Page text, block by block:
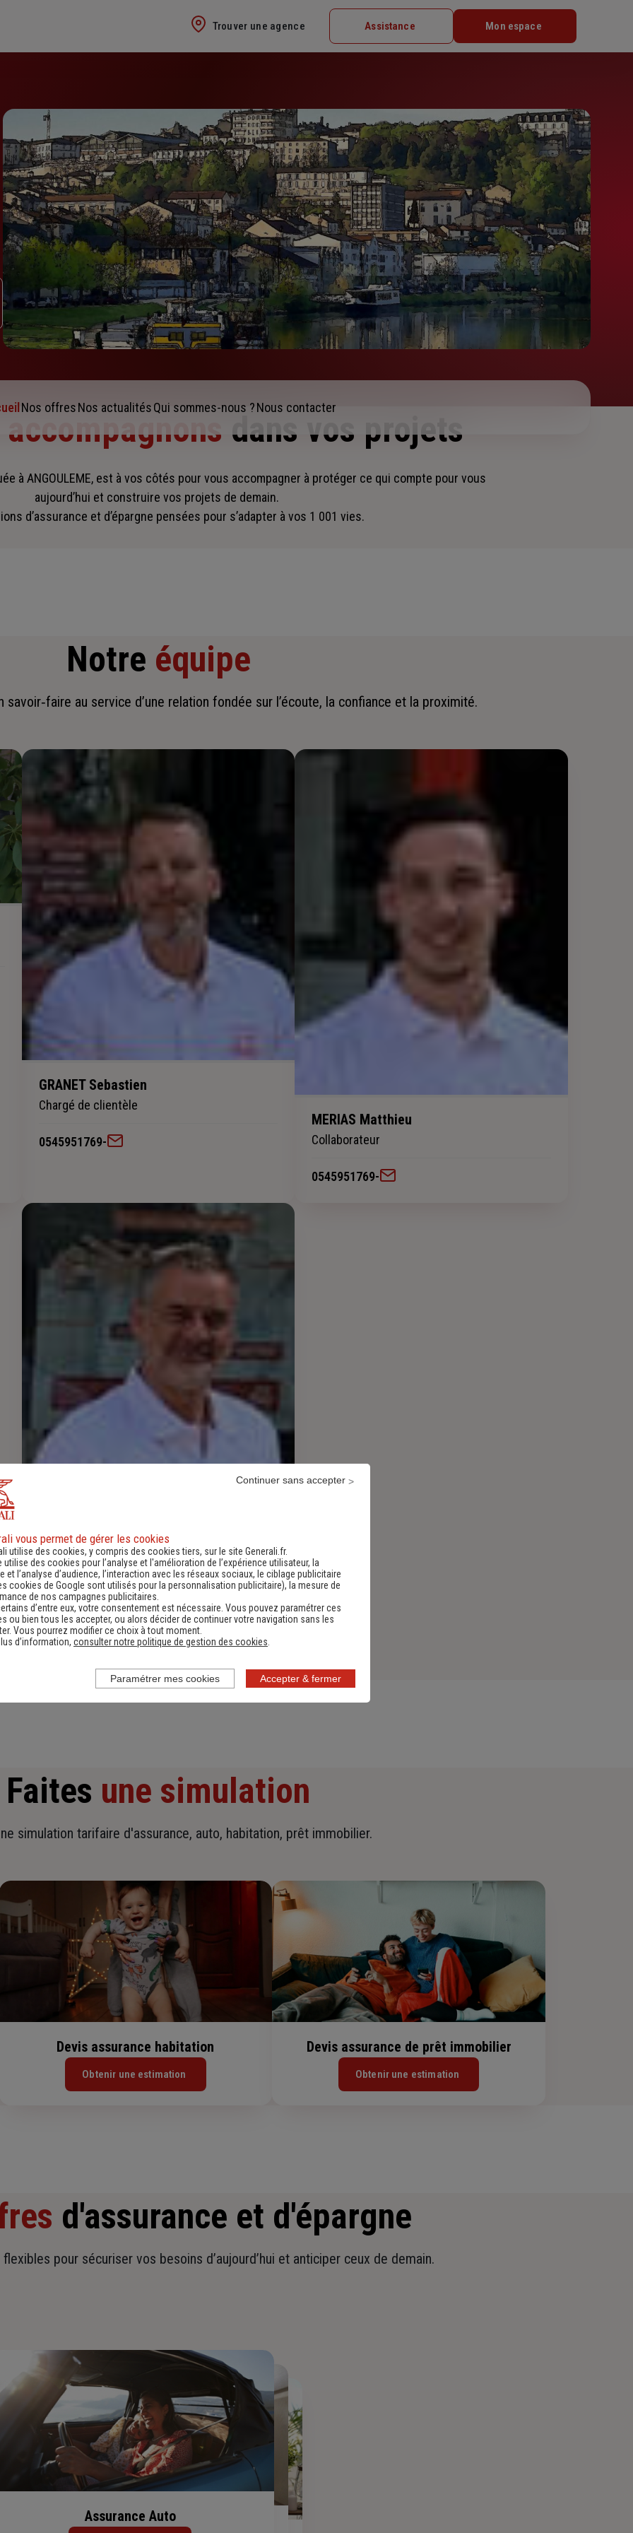
Trouver une agence Assistance Mon espace
Nos offresNos actualitésQui sommes-nous ?Nous contacter
dans vos projets
à ANGOULEME, est à vos côtés pour vous accompagner à protéger ce qui compte pour vous
aujourd’hui et construire vos projets de demain.
d’assurance et d’épargne pensées pour s’adapter à vos 1 001 vies.
Notre équipe
au service d’une relation fondée sur l’écoute, la confiance et la proximité.
GRANET Sebastien
Chargé de clientèle
0545951769-
MERIAS Matthieu
Collaborateur
0545951769-
Agent Général
0545951769-
Faites une simulation
simulation tarifaire d'assurance, auto, habitation, prêt immobilier.
Devis assurance habitation
Obtenir une estimation
Devis assurance de prêt immobilier
Obtenir une estimation
d'assurance et d'épargne
pour sécuriser vos besoins d’aujourd’hui et anticiper ceux de demain.
Assurance Auto
vous permet de gérer les cookies
utilise des cookies, y compris des cookies tiers, sur le site Generali.fr.
utilise des cookies pour l’analyse et l'amélioration de l’expérience utilisateur, la
et l’analyse d’audience, l’interaction avec les réseaux sociaux, le ciblage publicitaire
cookies de Google sont utilisés pour la personnalisation publicitaire), la mesure de
de nos campagnes publicitaires.
d’entre eux, votre consentement est nécessaire. Vous pouvez paramétrer ces
ou bien tous les accepter, ou alors décider de continuer votre navigation sans les
Vous pourrez modifier ce choix à tout moment.
d’information, consulter notre politique de gestion des cookies
Accepter & fermer
Continuer sans accepter
Paramétrer mes cookies